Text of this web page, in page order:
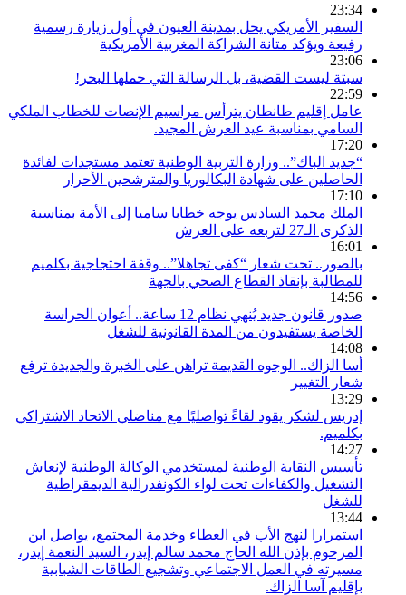
23:34
السفير الأمريكي يحل بمدينة العيون في أول زيارة رسمية
رفيعة ويؤكد متانة الشراكة المغربية الأمريكية
23:06
سبتة ليست القضية، بل الرسالة التي حملها البحر!
22:59
عامل إقليم طانطان يترأس مراسيم الإنصات للخطاب الملكي
السامي بمناسبة عيد العرش المجيد.
17:20
“جديد الباك”.. وزارة التربية الوطنية تعتمد مستجدات لفائدة
الحاصلين على شهادة البكالوريا والمترشحين الأحرار
17:10
الملك محمد السادس يوجه خطابا ساميا إلى الأمة بمناسبة
الذكرى الـ27 لتربعه على العرش
16:01
بالصور.. تحت شعار “كفى تجاهلا”.. وقفة احتجاجية بكلميم
للمطالبة بإنقاذ القطاع الصحي بالجهة
14:56
صدور قانون جديد يُنهي نظام 12 ساعة.. أعوان الحراسة
الخاصة يستفيدون من المدة القانونية للشغل
14:08
أسا الزاك.. الوجوه القديمة تراهن على الخبرة والجديدة ترفع
شعار التغيير
13:29
إدريس لشكر يقود لقاءً تواصليًا مع مناضلي الاتحاد الاشتراكي
بكلميم.
14:27
تأسيس النقابة الوطنية لمستخدمي الوكالة الوطنية لإنعاش
التشغيل والكفاءات تحت لواء الكونفدرالية الديمقراطية
للشغل
13:44
استمرارا لنهج الأب في العطاء وخدمة المجتمع، يواصل ابن
المرحوم بإذن الله الحاج محمد سالم إيدر، السيد النعمة إيدر،
مسيرته في العمل الاجتماعي وتشجيع الطاقات الشبابية
بإقليم آسا الزاك.